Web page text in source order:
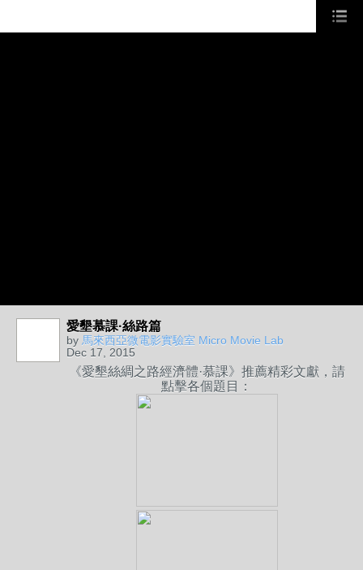
愛墾慕課·絲路篇
by 馬來西亞微電影實驗室 Micro Movie Lab
Dec 17, 2015
《愛墾絲綢之路經濟體·慕課》推薦精彩文獻，請
點擊各個題目：